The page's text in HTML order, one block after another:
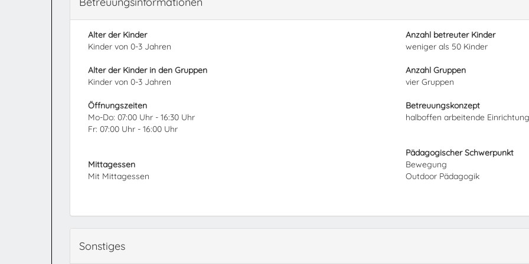
Alter der Kinder
Kinder von 0-3 Jahren
Alter der Kinder in den Gruppen
Kinder von 0-3 Jahren
Anzahl betreuter Kinder
weniger als 50 Kinder
Anzahl Gruppen
vier Gruppen
Öffnungszeiten
Mo-Do: 07:00 Uhr - 16:30 Uhr
Fr: 07:00 Uhr - 16:00 Uhr
Mittagessen
Mit Mittagessen
Betreuungskonzept
halboffen arbeitende Einrichtung
Pädagogischer Schwerpunkt
Bewegung
Outdoor Pädagogik
Sonstiges